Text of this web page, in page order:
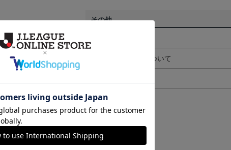
その他
ギフト対応について